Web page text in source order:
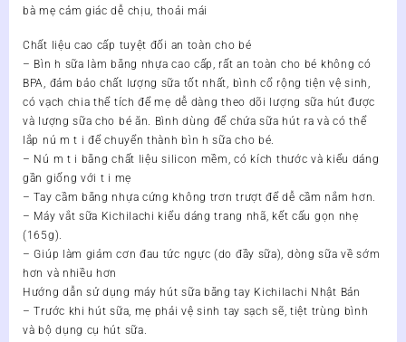
bà mẹ cảm giác dễ chịu, thoải mái
Chất liệu cao cấp tuyệt đối an toàn cho bé
– Bìn h sữa làm bằng nhựa cao cấp, rất an toàn cho bé không có
BPA, đảm bảo chất lượng sữa tốt nhất, bình cổ rộng tiện vệ sinh,
có vạch chia thể tích để mẹ dễ dàng theo dõi lượng sữa hút được
và lượng sữa cho bé ăn. Bình dùng để chứa sữa hút ra và có thể
lắp nú m t i để chuyển thành bìn h sữa cho bé.
– Nú m t i bằng chất liệu silicon mềm, có kích thước và kiểu dáng
gần giống với t i mẹ
– Tay cầm bằng nhựa cứng không trơn trượt để dễ cầm nắm hơn.
– Máy vắt sữa Kichilachi kiểu dáng trang nhã, kết cấu gọn nhẹ
(165g).
– Giúp làm giảm cơn đau tức ngực (do đầy sữa), dòng sữa về sớm
hơn và nhiều hơn
Hướng dẫn sử dụng máy hút sữa bằng tay Kichilachi Nhật Bản
– Trước khi hút sữa, mẹ phải vệ sinh tay sạch sẽ, tiệt trùng bình
và bộ dụng cụ hút sữa.